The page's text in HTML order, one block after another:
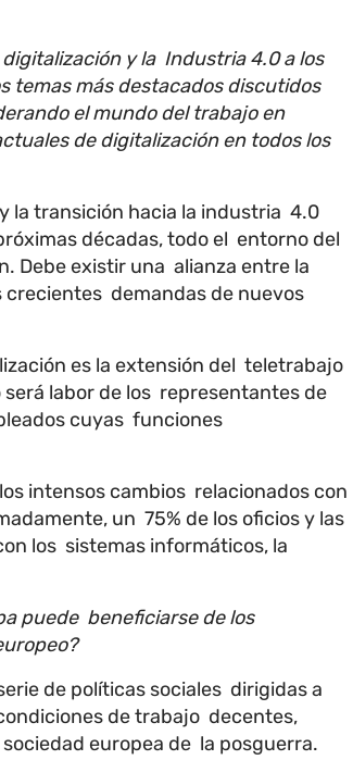
y la Industria 4.0 a los
temas más destacados discutidos
el mundo del trabajo en
de digitalización en todos los
la transición hacia la industria 4.0
décadas, todo el entorno del
Debe existir una alianza entre la
crecientes demandas de nuevos
es la extensión del teletrabajo
labor de los representantes de
cuyas funciones
intensos cambios relacionados con
un 75% de los oficios y las
los sistemas informáticos, la
puede beneficiarse de los
de políticas sociales dirigidas a
de trabajo decentes,
europea de la posguerra.